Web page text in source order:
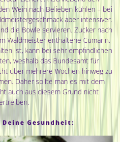
Wein nach Belieben kühlen – bei
aber intensiver.
die Bowle servieren. Zucker nach
Waldmeister enthaltene Cumarin,
ist, kann bei sehr empfindlichen
weshalb das Bundesamt für
über mehrere Wochen hinweg zu
Daher sollte man es mit dem
auch aus diesem Grund nicht
Gesundheit: